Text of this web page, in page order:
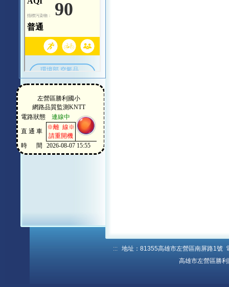
:::
地址：81355高雄市左營區南屏路1號
高雄市左營區勝